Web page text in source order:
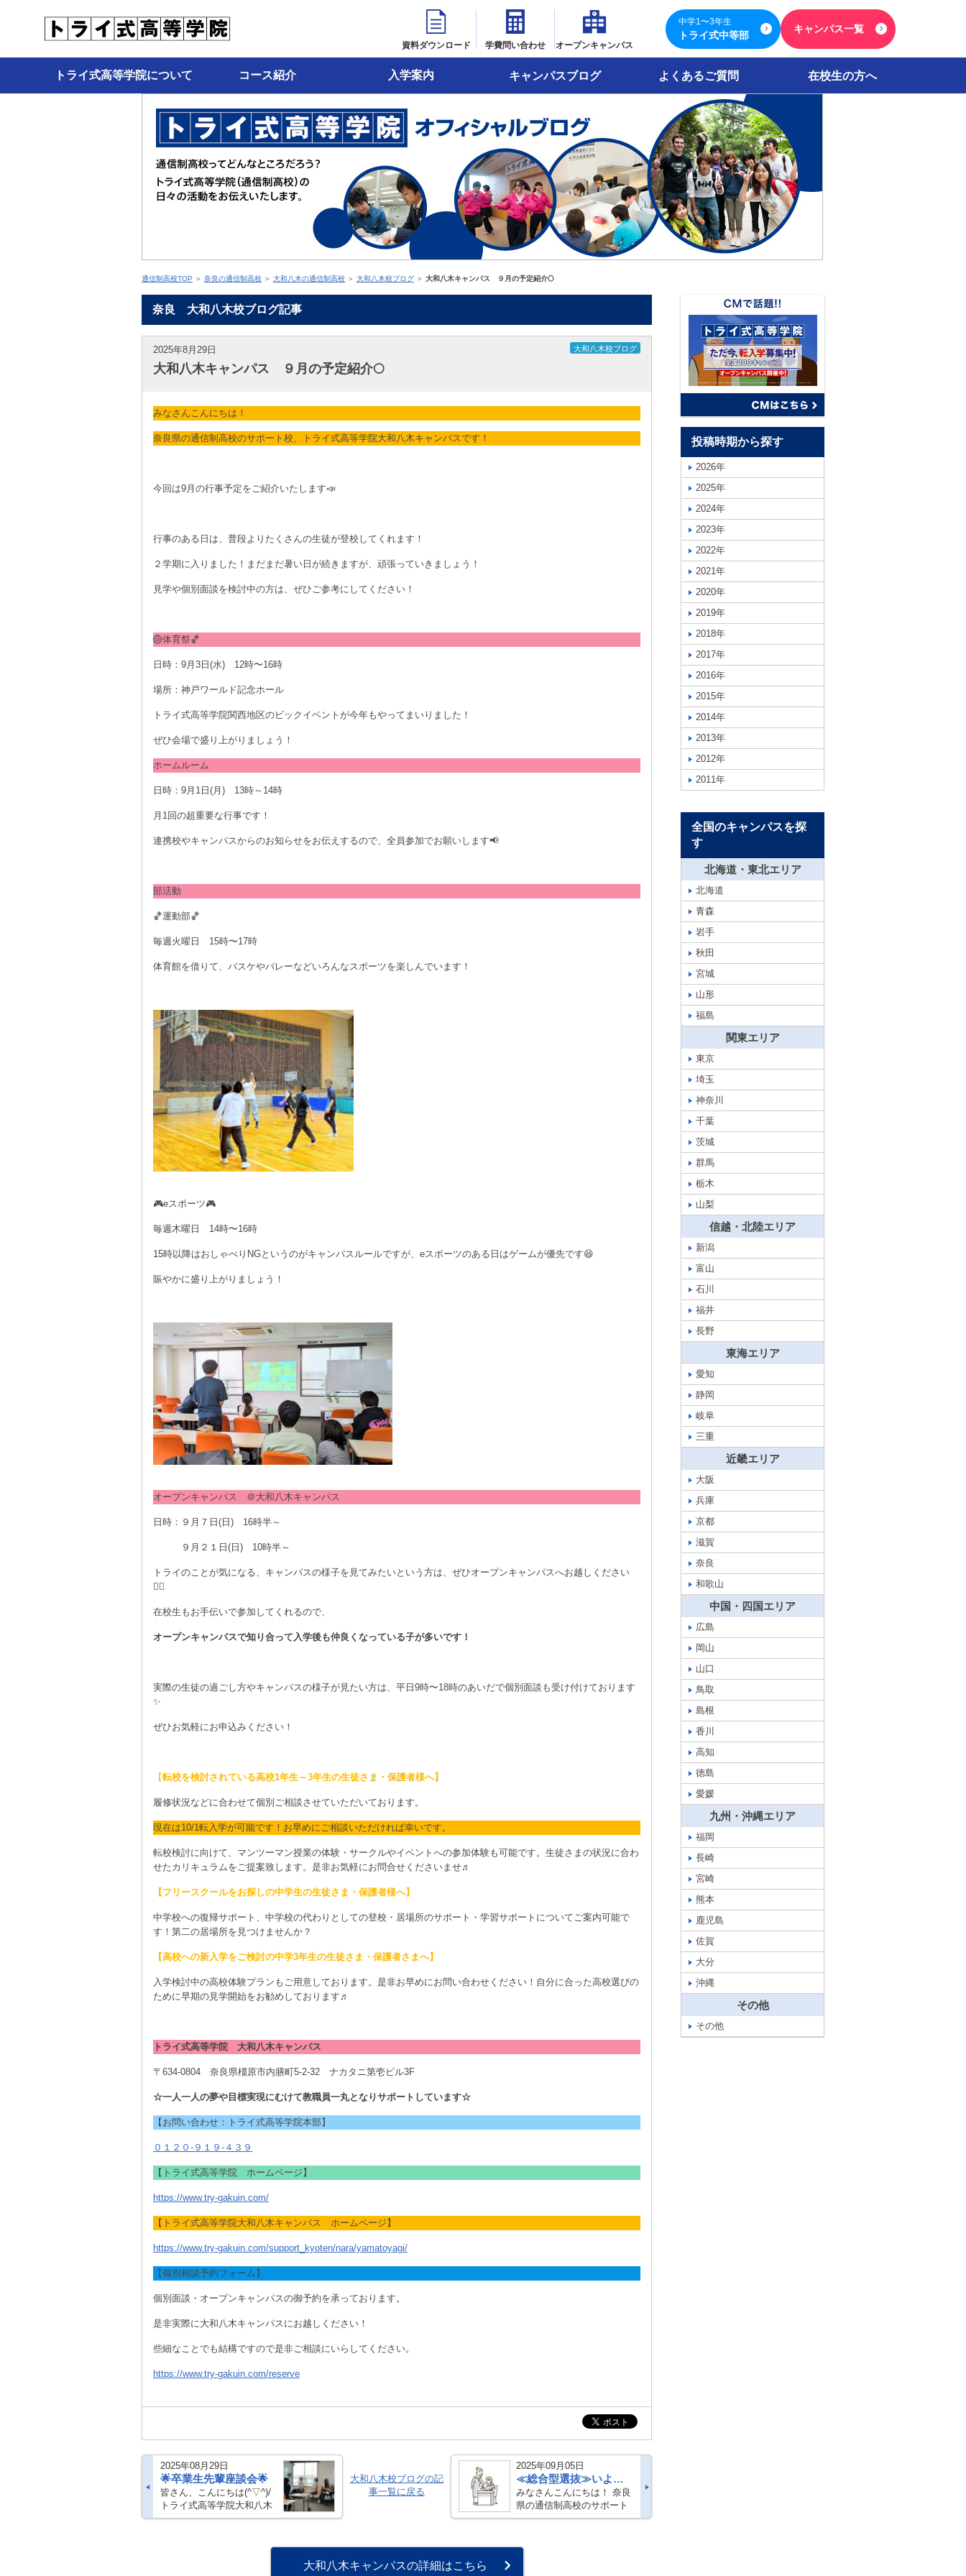
資料ダウンロード 学費問い合わせ オープンキャンパス
中学1〜3年生
トライ式中等部
キャンパス一覧
トライ式高等学院について コース紹介 入学案内 キャンパスブログ よくあるご質問 在校生の方へ
通信制高校TOP ＞ 奈良の通信制高校 ＞ 大和八木の通信制高校 ＞ 大和八木校ブログ ＞ 大和八木キャンパス ９月の予定紹介🌕
奈良 大和八木校ブログ記事
2025年8月29日 大和八木校ブログ
大和八木キャンパス ９月の予定紹介🌕
みなさんこんにちは！
奈良県の通信制高校のサポート校、トライ式高等学院大和八木キャンパスです！
今回は9月の行事予定をご紹介いたします📣
行事のある日は、普段よりたくさんの生徒が登校してくれます！
２学期に入りました！まだまだ暑い日が続きますが、頑張っていきましょう！
見学や個別面談を検討中の方は、ぜひご参考にしてください！
🏐体育祭🏀
日時：9月3日(水) 12時〜16時
場所：神戸ワールド記念ホール
トライ式高等学院関西地区のビックイベントが今年もやってまいりました！
ぜひ会場で盛り上がりましょう！
ホームルーム
日時：9月1日(月) 13時～14時
月1回の超重要な行事です！
連携校やキャンパスからのお知らせをお伝えするので、全員参加でお願いします📢
部活動
🏀運動部🏀
毎週火曜日 15時〜17時
体育館を借りて、バスケやバレーなどいろんなスポーツを楽しんでいます！
🎮eスポーツ🎮
毎週木曜日 14時〜16時
15時以降はおしゃべりNGというのがキャンパスルールですが、eスポーツのある日はゲームが優先です😆
賑やかに盛り上がりましょう！
オープンキャンパス ＠大和八木キャンパス
日時：９月７日(日) 16時半～
９月２１日(日) 10時半～
トライのことが気になる、キャンパスの様子を見てみたいという方は、ぜひオープンキャンパスへお越しください
💁‍♀️
在校生もお手伝いで参加してくれるので、
オープンキャンパスで知り合って入学後も仲良くなっている子が多いです！
実際の生徒の過ごし方やキャンパスの様子が見たい方は、平日9時〜18時のあいだで個別面談も受け付けております
✨
ぜひお気軽にお申込みください！
【転校を検討されている高校1年生～3年生の生徒さま・保護者様へ】
履修状況などに合わせて個別ご相談させていただいております。
現在は10/1転入学が可能です！お早めにご相談いただければ幸いです。
転校検討に向けて、マンツーマン授業の体験・サークルやイベントへの参加体験も可能です。生徒さまの状況に合わ
せたカリキュラムをご提案致します。是非お気軽にお問合せくださいませ♬
【フリースクールをお探しの中学生の生徒さま・保護者様へ】
中学校への復帰サポート、中学校の代わりとしての登校・居場所のサポート・学習サポートについてご案内可能で
す！第二の居場所を見つけませんか？
【高校への新入学をご検討の中学3年生の生徒さま・保護者さまへ】
入学検討中の高校体験プランもご用意しております。是非お早めにお問い合わせください！自分に合った高校選びの
ために早期の見学開始をお勧めしております♬
トライ式高等学院 大和八木キャンパス
〒634-0804 奈良県橿原市内膳町5-2-32 ナカタニ第壱ビル3F
☆一人一人の夢や目標実現にむけて教職員一丸となりサポートしています☆
【お問い合わせ：トライ式高等学院本部】
０１２０-９１９-４３９
【トライ式高等学院 ホームページ】
https://www.try-gakuin.com/
【トライ式高等学院大和八木キャンパス ホームページ】
https://www.try-gakuin.com/support_kyoten/nara/yamatoyagi/
【個別相談予約フォーム】
個別面談・オープンキャンパスの御予約を承っております。
是非実際に大和八木キャンパスにお越しください！
些細なことでも結構ですので是非ご相談にいらしてください。
https://www.try-gakuin.com/reserve
2025年08月29日
🌟卒業生先輩座談会🌟
皆さん、こんにちは(^▽^)/
トライ式高等学院大和八木
キャンパスです！！ 夏休み
まりますね！！ まだまだ毎
大和八木校ブログの記
事一覧に戻る
2025年09月05日
≪総合型選抜≫いよいよ受験シーズン到来です📗
みなさんこんにちは！ 奈良
県の通信制高校のサポート
校、トライ式高等学院大和
今回は、大和八木キャンパ
大和八木キャンパスの詳細はこちら
投稿時期から探す
2026年
2025年
2024年
2023年
2022年
2021年
2020年
2019年
2018年
2017年
2016年
2015年
2014年
2013年
2012年
2011年
全国のキャンパスを探
す
北海道・東北エリア
北海道
青森
岩手
秋田
宮城
山形
福島
関東エリア
東京
埼玉
神奈川
千葉
茨城
群馬
栃木
山梨
信越・北陸エリア
新潟
富山
石川
福井
長野
東海エリア
愛知
静岡
岐阜
三重
近畿エリア
大阪
兵庫
京都
滋賀
奈良
和歌山
中国・四国エリア
広島
岡山
山口
鳥取
島根
香川
高知
徳島
愛媛
九州・沖縄エリア
福岡
長崎
宮崎
熊本
鹿児島
佐賀
大分
沖縄
その他
その他